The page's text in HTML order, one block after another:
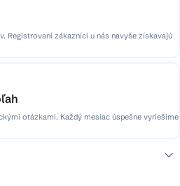
Registrovaní zákazníci u nás navyše získavajú
otázkami. Každý mesiac úspešne vyriešime